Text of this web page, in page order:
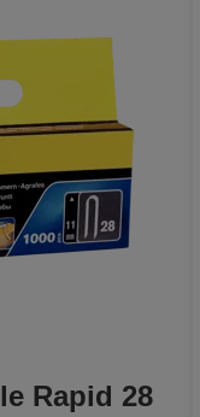
Rapid 28